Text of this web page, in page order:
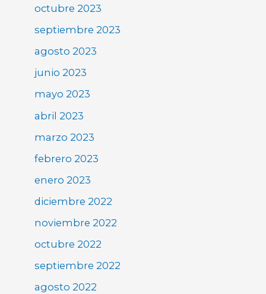
octubre 2023
septiembre 2023
agosto 2023
junio 2023
mayo 2023
abril 2023
marzo 2023
febrero 2023
enero 2023
diciembre 2022
noviembre 2022
octubre 2022
septiembre 2022
agosto 2022